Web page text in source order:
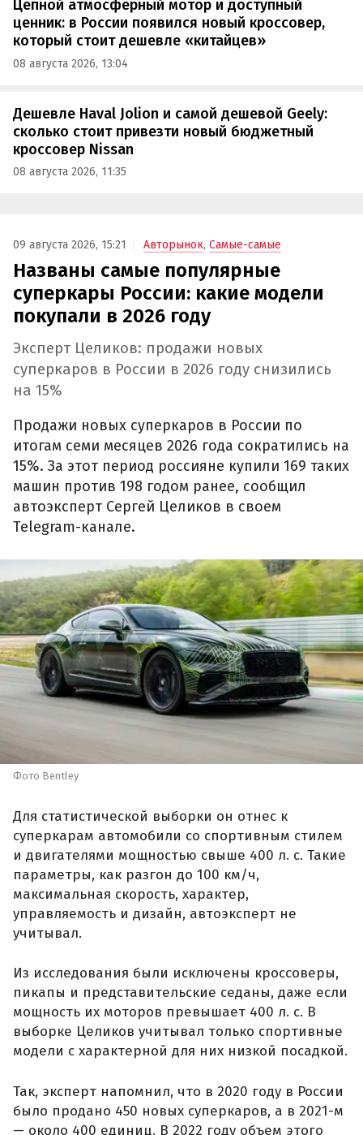
Цепной атмосферный мотор и доступный
ценник: в России появился новый кроссовер,
который стоит дешевле «китайцев»
08 августа 2026, 13:04
Дешевле Haval Jolion и самой дешевой Geely:
сколько стоит привезти новый бюджетный
кроссовер Nissan
08 августа 2026, 11:35
09 августа 2026, 15:21 Авторынок, Самые-самые
Названы самые популярные
суперкары России: какие модели
покупали в 2026 году
Эксперт Целиков: продажи новых
суперкаров в России в 2026 году снизились
на 15%
Продажи новых суперкаров в России по
итогам семи месяцев 2026 года сократились на
15%. За этот период россияне купили 169 таких
машин против 198 годом ранее, сообщил
автоэксперт Сергей Целиков в своем
Telegram-канале.
Фото Bentley
Для статистической выборки он отнес к
суперкарам автомобили со спортивным стилем
и двигателями мощностью свыше 400 л. с. Такие
параметры, как разгон до 100 км/ч,
максимальная скорость, характер,
управляемость и дизайн, автоэксперт не
учитывал.
Из исследования были исключены кроссоверы,
пикапы и представительские седаны, даже если
мощность их моторов превышает 400 л. с. В
выборке Целиков учитывал только спортивные
модели с характерной для них низкой посадкой.
Так, эксперт напомнил, что в 2020 году в России
было продано 450 новых суперкаров, а в 2021-м
— около 400 единиц. В 2022 году объем этого